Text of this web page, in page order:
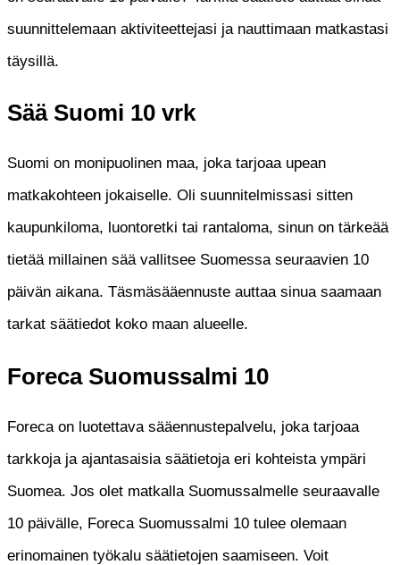
suunnittelemaan aktiviteettejasi ja nauttimaan matkastasi
täysillä.
Sää Suomi 10 vrk
Suomi on monipuolinen maa, joka tarjoaa upean
matkakohteen jokaiselle. Oli suunnitelmissasi sitten
kaupunkiloma, luontoretki tai rantaloma, sinun on tärkeää
tietää millainen sää vallitsee Suomessa seuraavien 10
päivän aikana. Täsmäsääennuste auttaa sinua saamaan
tarkat säätiedot koko maan alueelle.
Foreca Suomussalmi 10
Foreca on luotettava sääennustepalvelu, joka tarjoaa
tarkkoja ja ajantasaisia säätietoja eri kohteista ympäri
Suomea. Jos olet matkalla Suomussalmelle seuraavalle
10 päivälle, Foreca Suomussalmi 10 tulee olemaan
erinomainen työkalu säätietojen saamiseen. Voit